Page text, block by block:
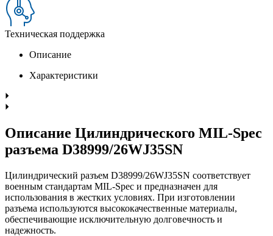
Техническая поддержка
Описание
Характеристики
Описание Цилиндрического MIL-Spec
разъема D38999/26WJ35SN
Цилиндрический разъем D38999/26WJ35SN соответствует
военным стандартам MIL-Spec и предназначен для
использования в жестких условиях. При изготовлении
разъема используются высококачественные материалы,
обеспечивающие исключительную долговечность и
надежность.